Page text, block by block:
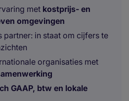
met kostprijs- en
omgevingen
partner: in staat om cijfers te
organisaties met
GAAP, btw en lokale